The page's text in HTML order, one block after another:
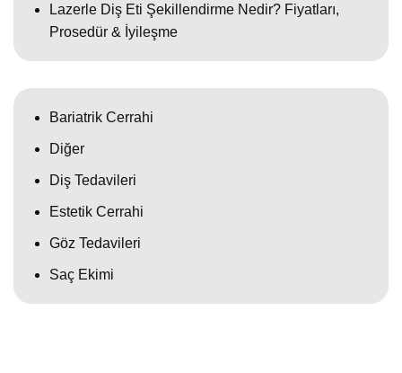
Lazerle Diş Eti Şekillendirme Nedir? Fiyatları,
Prosedür & İyileşme
Bariatrik Cerrahi
Diğer
Diş Tedavileri
Estetik Cerrahi
Göz Tedavileri
Saç Ekimi